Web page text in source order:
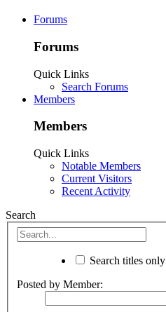
Forums
Forums
Quick Links
Search Forums
Members
Members
Quick Links
Notable Members
Current Visitors
Recent Activity
Search
Search titles only
Posted by Member: